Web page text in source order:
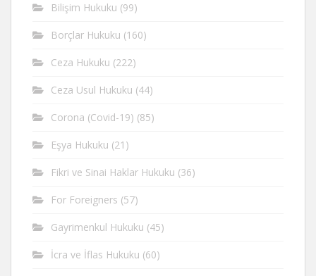
Bilişim Hukuku (99)
Borçlar Hukuku (160)
Ceza Hukuku (222)
Ceza Usul Hukuku (44)
Corona (Covid-19) (85)
Eşya Hukuku (21)
Fikri ve Sinai Haklar Hukuku (36)
For Foreigners (57)
Gayrimenkul Hukuku (45)
İcra ve İflas Hukuku (60)